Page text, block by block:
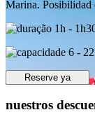
Marina. Posibilidad
1h -
6 - 22
Reserve ya
nuestros